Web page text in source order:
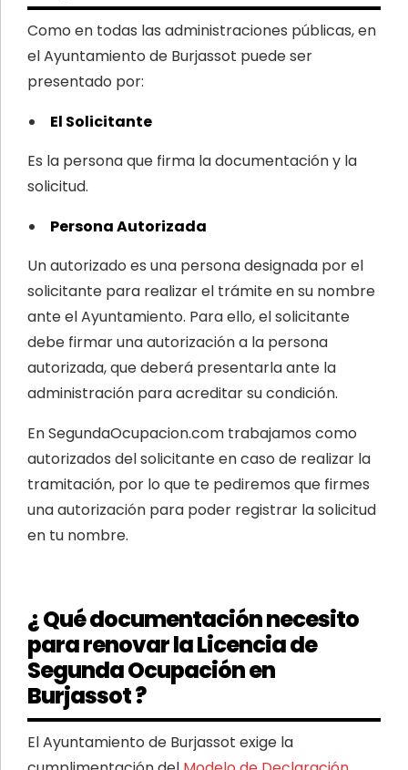
Como en todas las administraciones públicas, en
el Ayuntamiento de Burjassot puede ser
presentado por:
El Solicitante
Es la persona que firma la documentación y la
solicitud.
Persona Autorizada
Un autorizado es una persona designada por el
solicitante para realizar el trámite en su nombre
ante el Ayuntamiento. Para ello, el solicitante
debe firmar una autorización a la persona
autorizada, que deberá presentarla ante la
administración para acreditar su condición.
En SegundaOcupacion.com trabajamos como
autorizados del solicitante en caso de realizar la
tramitación, por lo que te pediremos que firmes
una autorización para poder registrar la solicitud
en tu nombre.
¿ Qué documentación necesito
para renovar la Licencia de
Segunda Ocupación en
Burjassot ?
El Ayuntamiento de Burjassot exige la